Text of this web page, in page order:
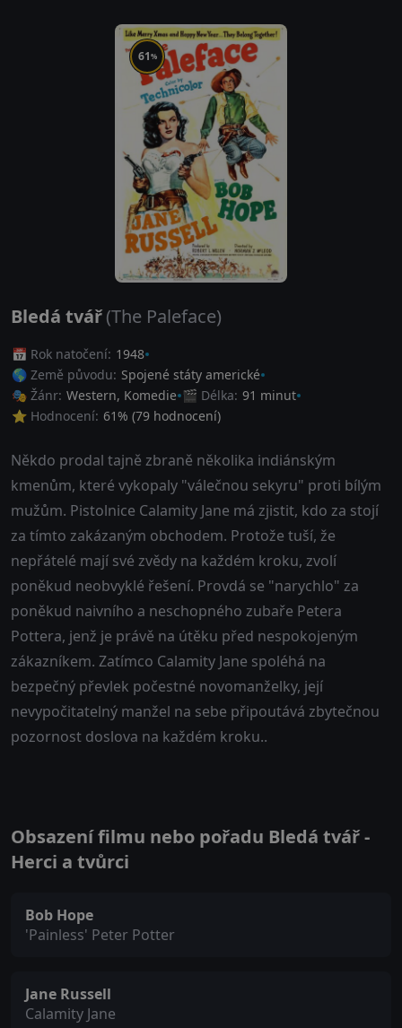
61%
Bledá tvář(The Paleface)
📅 Rok natočení: 1948
🌎 Země původu: Spojené státy americké
🎭 Žánr: Western, Komedie 🎬 Délka: 91 minut
⭐ Hodnocení: 61% (79 hodnocení)
Někdo prodal tajně zbraně několika indiánským
kmenům, které vykopaly "válečnou sekyru" proti bílým
mužům. Pistolnice Calamity Jane má zjistit, kdo za stojí
za tímto zakázaným obchodem. Protože tuší, že
nepřátelé mají své zvědy na každém kroku, zvolí
poněkud neobvyklé řešení. Provdá se "narychlo" za
poněkud naivního a neschopného zubaře Petera
Pottera, jenž je právě na útěku před nespokojeným
zákazníkem. Zatímco Calamity Jane spoléhá na
bezpečný převlek počestné novomanželky, její
nevypočitatelný manžel na sebe připoutává zbytečnou
pozornost doslova na každém kroku..
Obsazení filmu nebo pořadu Bledá tvář -
Herci a tvůrci
Bob Hope
'Painless' Peter Potter
Jane Russell
Calamity Jane